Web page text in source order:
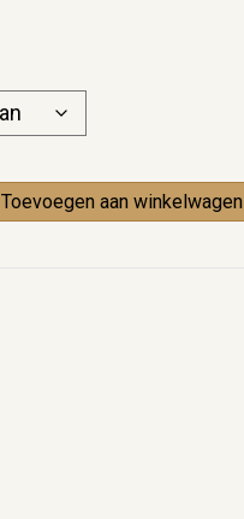
Toevoegen aan winkelwagen